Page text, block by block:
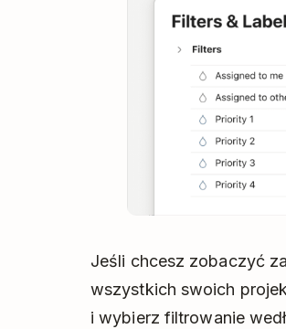
Jeśli chcesz zobaczyć
wszystkich swoich
i wybierz filtrowanie